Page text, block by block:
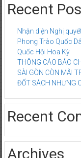
Recent
Nhận diện Nghị
Phong Trào Quốc
Quốc Hội Hoa Kỳ
THÔNG CÁO BÁO
SÀI GÒN CÒN MÃI
ĐỐT SÁCH NHƯNG
Recent
Archives